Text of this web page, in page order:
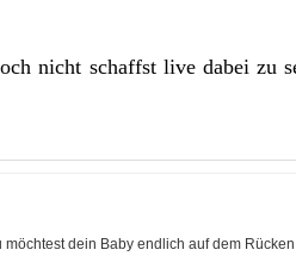
nicht schaffst live dabei zu